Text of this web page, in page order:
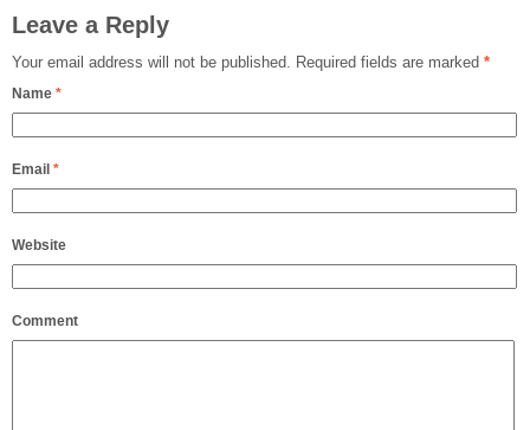
Leave a Reply
Your email address will not be published. Required fields are marked *
Name *
Email *
Website
Comment